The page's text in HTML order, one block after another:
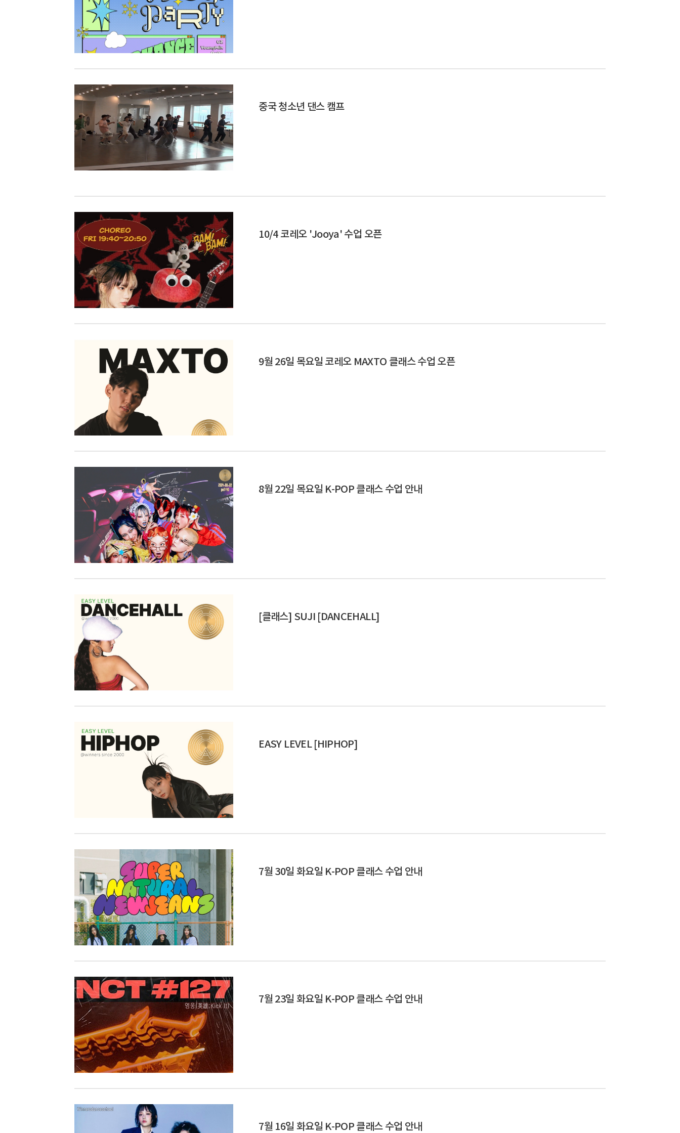
중국 청소년 댄스 캠프
10/4 코레오 'Jooya' 수업 오픈
9월 26일 목요일 코레오 MAXTO 클래스 수업 오픈
8월 22일 목요일 K-POP 클래스 수업 안내
[클래스] SUJI [DANCEHALL]
EASY LEVEL [HIPHOP]
7월 30일 화요일 K-POP 클래스 수업 안내
7월 23일 화요일 K-POP 클래스 수업 안내
7월 16일 화요일 K-POP 클래스 수업 안내